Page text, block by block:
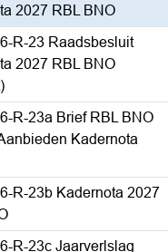
2027 RBL BNO
R-23 Raadsbesluit
2027 RBL BNO
R-23a Brief RBL BNO
Kadernota
R-23b Kadernota 2027
R-23c Jaarverlslag